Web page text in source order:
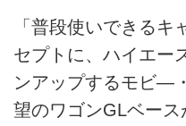
「普段使いできる
セプトに、ハイエー
ンアップするモビ―
望のワゴンGLベー